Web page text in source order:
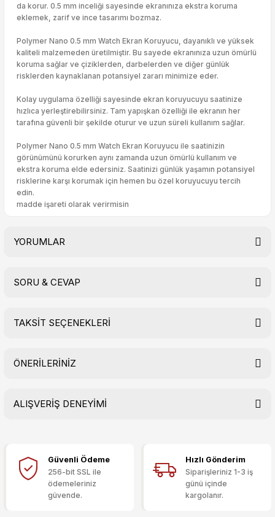
da korur. 0.5 mm inceliği sayesinde ekranınıza ekstra koruma
eklemek, zarif ve ince tasarımı bozmaz.
Polymer Nano 0.5 mm Watch Ekran Koruyucu, dayanıklı ve yüksek
kaliteli malzemeden üretilmiştir. Bu sayede ekranınıza uzun ömürlü
koruma sağlar ve çiziklerden, darbelerden ve diğer günlük
risklerden kaynaklanan potansiyel zararı minimize eder.
Kolay uygulama özelliği sayesinde ekran koruyucuyu saatinize
hızlıca yerleştirebilirsiniz. Tam yapışkan özelliği ile ekranın her
tarafına güvenli bir şekilde oturur ve uzun süreli kullanım sağlar.
Polymer Nano 0.5 mm Watch Ekran Koruyucu ile saatinizin
görünümünü korurken aynı zamanda uzun ömürlü kullanım ve
ekstra koruma elde edersiniz. Saatinizi günlük yaşamın potansiyel
risklerine karşı korumak için hemen bu özel koruyucuyu tercih
edin.
madde işareti olarak verirmisin
YORUMLAR
SORU & CEVAP
TAKSİT SEÇENEKLERİ
ÖNERİLERİNİZ
Bu ürünün fiyat bilgisi, resim, ürün açıklamalarında ve diğer
Ürün resmi kalitesiz, bozuk veya görüntülenemiyor.
Ürün açıklamasında eksik bilgiler bulunuyor.
ALIŞVERİŞ DENEYİMİ
Sitemize ilk yorumu siz yapın!
Güvenli Ödeme
256-bit SSL ile
ödemeleriniz
güvende.
Hızlı Gönderim
Siparişleriniz 1-3 iş
günü içinde
kargolanır.